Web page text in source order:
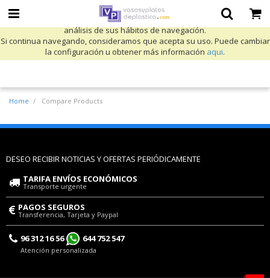
Utilizamos cookies propias y de terceros para mejorar nuestros servicios
y mostrarle publicidad relacionada con sus preferencias mediante el
análisis de sus hábitos de navegación.
Si continua navegando, consideramos que acepta su uso. Puede cambiar
la configuración u obtener más información aqui.
Home Compare Products
DESEO RECIBIR NOTICIAS Y OFERTAS PERIÓDICAMENTE
TARIFA ENVÍOS ECONÓMICOS
Transporte urgente
PAGOS SEGUROS
Transferencia, Tarjeta y Paypal
96 312 16 56 644 752 547
Atención personalizada